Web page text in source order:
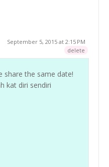
September 5, 2015 at 2:15 PM
delete
share the same date!
kat diri sendiri